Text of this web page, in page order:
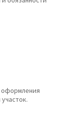
оформления